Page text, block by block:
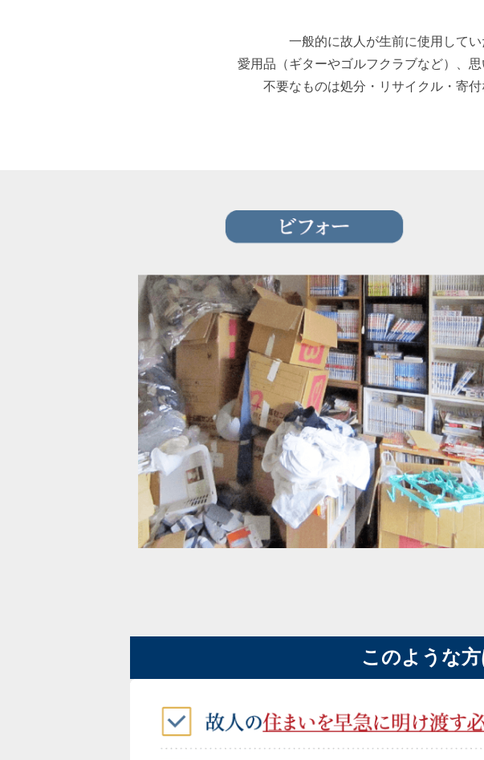
一般的に故人が生前に使用して
愛用品（ギターやゴルフクラブなど）、
不要なものは処分・リサイクル・寄
このような